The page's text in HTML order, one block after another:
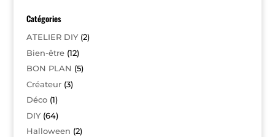
Catégories
ATELIER DIY(2)
Bien-être(12)
BON PLAN (5)
Créateur(3)
Déco(1)
DIY(64)
Halloween (2)